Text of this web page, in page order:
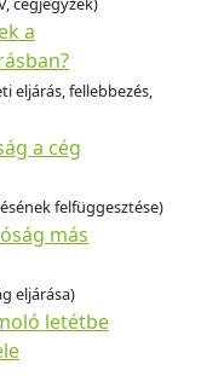
a
eljárás, fellebbezés,
a cég
felfüggesztése)
más
eljárása)
letétbe